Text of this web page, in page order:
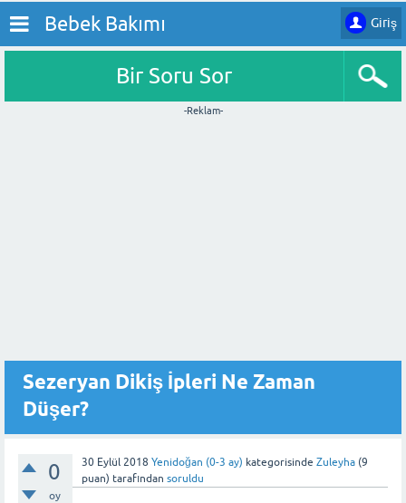
Giriş
Bebek Bakımı
Bir Soru Sor
-Reklam-
Sezeryan Dikiş İpleri Ne Zaman
Düşer?
0
oy
30 Eylül 2018 Yenidoğan (0-3 ay) kategorisinde Zuleyha (9
puan) tarafından soruldu